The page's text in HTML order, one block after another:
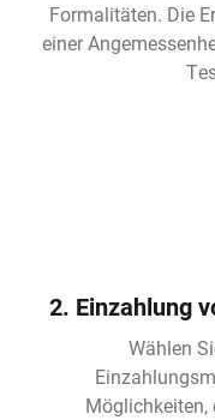
Formalitäten. Die
einer
2. Einzahlung
Wählen